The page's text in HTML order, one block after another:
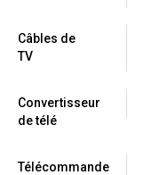
Câbles de
TV
Convertisseur
de télé
Télécommande